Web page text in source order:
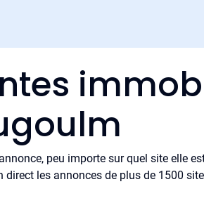
peu importe sur quel site elle
direct les annonces de plus de 1500